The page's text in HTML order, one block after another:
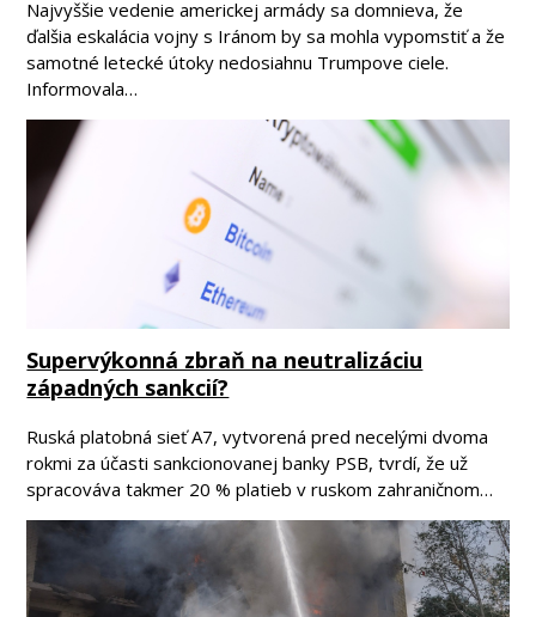
Najvyššie vedenie americkej armády sa domnieva, že
ďalšia eskalácia vojny s Iránom by sa mohla vypomstiť a že
samotné letecké útoky nedosiahnu Trumpove ciele.
Informovala…
Supervýkonná zbraň na neutralizáciu
západných sankcií?
Ruská platobná sieť A7, vytvorená pred necelými dvoma
rokmi za účasti sankcionovanej banky PSB, tvrdí, že už
spracováva takmer 20 % platieb v ruskom zahraničnom…